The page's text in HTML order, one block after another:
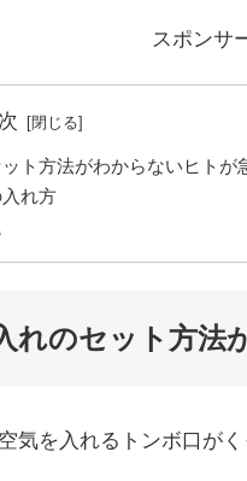
スポンサ
ト方法がわからないヒトが
れ方
れのセット方
気を入れるトンボ口が